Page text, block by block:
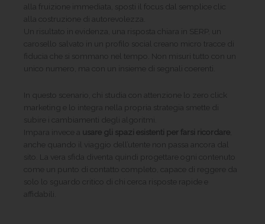
alla fruizione immediata, sposti il focus dal semplice clic
alla costruzione di autorevolezza.
Un risultato in evidenza, una risposta chiara in SERP, un
carosello salvato in un profilo social creano micro tracce di
fiducia che si sommano nel tempo. Non misuri tutto con un
unico numero, ma con un insieme di segnali coerenti.
In questo scenario, chi studia con attenzione lo zero click
marketing e lo integra nella propria strategia smette di
subire i cambiamenti degli algoritmi.
Impara invece a usare gli spazi esistenti per farsi ricordare
anche quando il viaggio dell’utente non passa ancora dal
sito. La vera sfida diventa quindi progettare ogni contenuto
come un punto di contatto completo, capace di reggere da
solo lo sguardo critico di chi cerca risposte rapide e
affidabili.